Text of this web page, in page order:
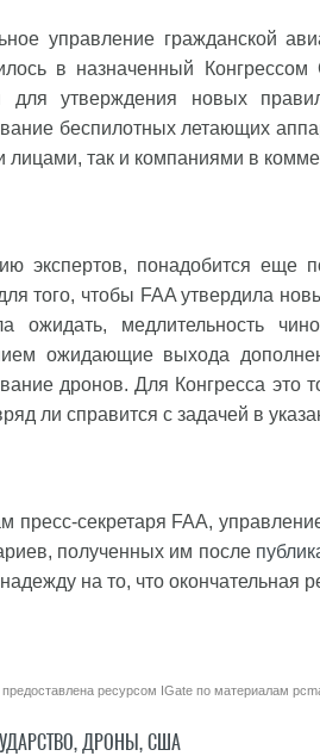
управление гражданской
в назначенный
для утверждения новых
беспилотных летающих
лицами, так и компаниями в
экспертов, понадобится еще
того, чтобы FAA утвердила
ожидать, медлительность
ожидающие выхода
дронов. Для Конгресса
ли справится с задачей в
пресс-секретаря FAA,
полученных им после
на то, что окончательная
ресурсом IGate по материалам
, ДРОНЫ,США